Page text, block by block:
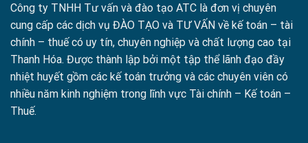
Công ty TNHH Tư vấn và đào tạo ATC là đơn vị chuyên
cung cấp các dịch vụ ĐÀO TẠO và TƯ VẤN về kế toán – tài
chính – thuế có uy tín, chuyên nghiệp và chất lượng cao tại
Thanh Hóa. Được thành lập bởi một tập thể lãnh đạo đầy
nhiệt huyết gồm các kế toán trưởng và các chuyên viên có
nhiều năm kinh nghiệm trong lĩnh vực Tài chính – Kế toán –
Thuế.